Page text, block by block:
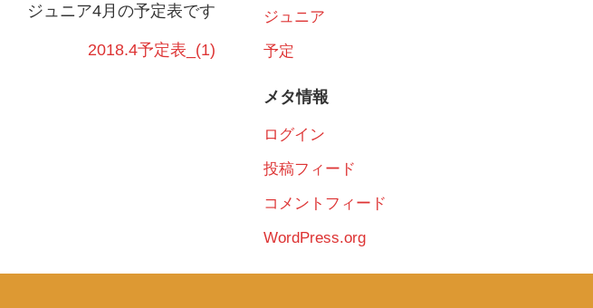
ジュニア4月の予定表です
2018.4予定表_(1)
ジュニア
予定
メタ情報
ログイン
投稿フィード
コメントフィード
WordPress.org